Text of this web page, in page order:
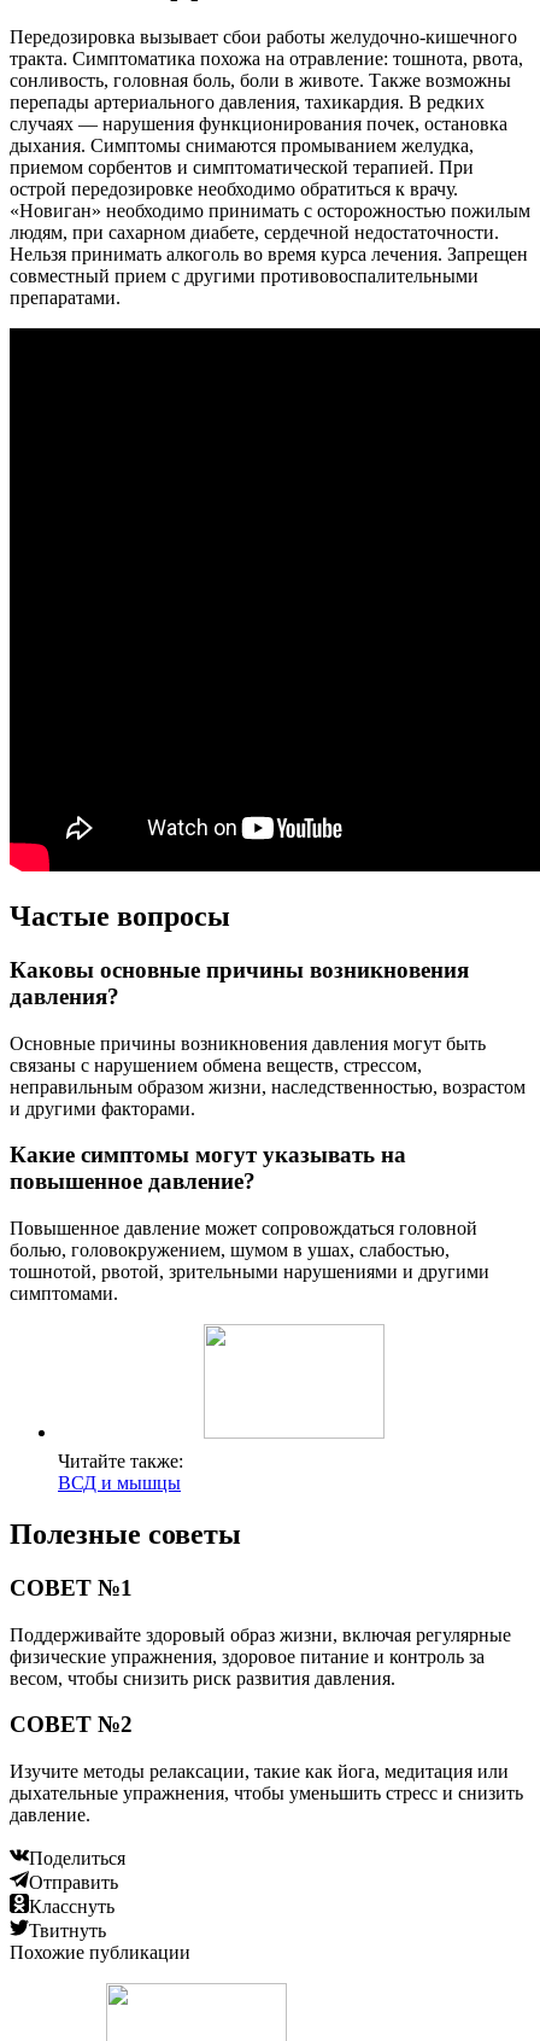
Передозировка вызывает сбои работы желудочно-кишечного
тракта. Симптоматика похожа на отравление: тошнота, рвота,
сонливость, головная боль, боли в животе. Также возможны
перепады артериального давления, тахикардия. В редких
случаях — нарушения функционирования почек, остановка
дыхания. Симптомы снимаются промыванием желудка,
приемом сорбентов и симптоматической терапией. При
острой передозировке необходимо обратиться к врачу.
«Новиган» необходимо принимать с осторожностью пожилым
людям, при сахарном диабете, сердечной недостаточности.
Нельзя принимать алкоголь во время курса лечения. Запрещен
совместный прием с другими противовоспалительными
препаратами.
Частые вопросы
Каковы основные причины возникновения
давления?
Основные причины возникновения давления могут быть
связаны с нарушением обмена веществ, стрессом,
неправильным образом жизни, наследственностью, возрастом
и другими факторами.
Какие симптомы могут указывать на
повышенное давление?
Повышенное давление может сопровождаться головной
болью, головокружением, шумом в ушах, слабостью,
тошнотой, рвотой, зрительными нарушениями и другими
симптомами.
Читайте также:
ВСД и мышцы
Полезные советы
СОВЕТ №1
Поддерживайте здоровый образ жизни, включая регулярные
физические упражнения, здоровое питание и контроль за
весом, чтобы снизить риск развития давления.
СОВЕТ №2
Изучите методы релаксации, такие как йога, медитация или
дыхательные упражнения, чтобы уменьшить стресс и снизить
давление.
Поделиться
Отправить
Класснуть
Твитнуть
Похожие публикации